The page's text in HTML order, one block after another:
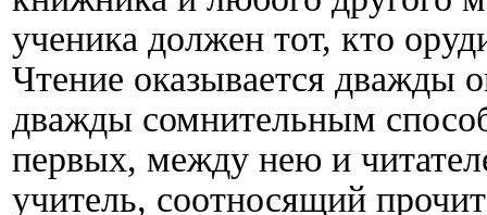
ученика должен тот, кто
Чтение оказывается
дважды сомнительным
первых, между нею и
учитель, соотносящий